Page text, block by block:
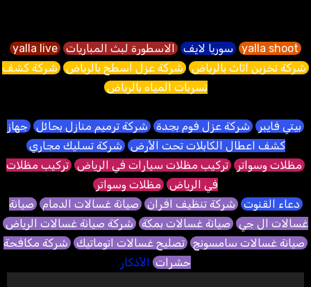
yalla shoot سوريا لايف الاسطورة لبث المباريات yalla live
شركة تخزين اثاث بالرياض شركة عزل اسطح بالرياض شركة كشف
تسربات المياه بالرياض
بيتي فايبر شركة عزل فوم بجدة شركة ترميم منازل بحائل جهاز
كشف اعطال الكابلات تحت الأرض شركة تسليك مجاري
مظلات وسواتر تركيب مظلات سيارات في الرياض تركيب مظلات
في الرياض مظلات وسواتر
دعاء القنوت شركة تنظيف افران صيانة غسالات الدمام صيانة
غسالات ال جي صيانة غسالات بمكة شركة صيانة غسالات الرياض
صيانة غسالات سامسونج تصليح غسالات اتوماتيك شركة مكافحة
حشرات الأذكار